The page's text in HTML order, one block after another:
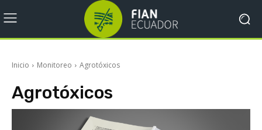
Inicio Monitoreo Agrotóxicos
Agrotóxicos